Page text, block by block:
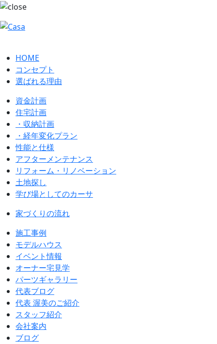
HOME
コンセプト
選ばれる理由
資金計画
住宅計画
・収納計画
・経年変化プラン
性能と仕様
アフターメンテナンス
リフォーム・リノベーション
土地探し
学び場としてのカーサ
家づくりの流れ
施工事例
モデルハウス
イベント情報
オーナー宅見学
パーツギャラリー
代表ブログ
代表 渥美のご紹介
スタッフ紹介
会社案内
ブログ